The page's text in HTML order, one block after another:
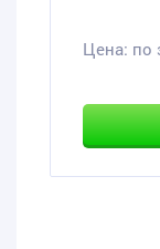
Цена: по